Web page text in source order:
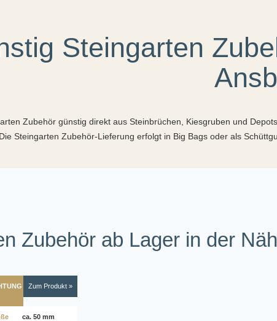
Steingarten
Zubehör günstig direkt aus Steinbrüchen, Kiesgruben und
Die Steingarten Zubehör-Lieferung erfolgt in Big Bags oder als
Zubehör ab Lager in der
Zum Produkt »
ca. 50 mm